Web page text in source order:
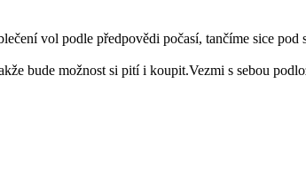
vol podle předpovědi počasí, tančíme sice pod
bude možnost si pití i koupit.Vezmi s sebou